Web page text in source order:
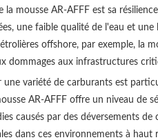
la mousse AR-AFFF est sa
une faible qualité de l'eau et
offshore, par exemple, la
dommages aux infrastructures
une variété de carburants est
AR-AFFF offre un niveau
causés par des déversements
dans ces environnements à